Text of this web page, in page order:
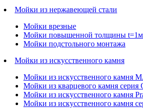
Мойки из нержавеющей стали
Мойки врезные
Мойки повышенной толщины
Мойки подстольного монтажа
Мойки из искусственного камня
Мойки из искусственного камня
Мойки из кварцевого камня
Мойки из искусственного камня
Мойки из искусственного камня